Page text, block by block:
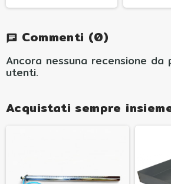
chat Commenti (0)
Ancora nessuna recensione da
utenti.
Acquistati sempre